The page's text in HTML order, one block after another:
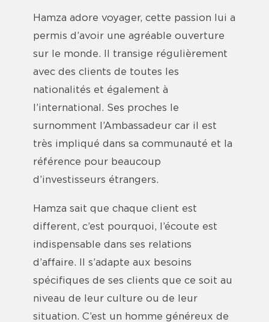
Hamza adore voyager, cette passion lui a
permis d’avoir une agréable ouverture
sur le monde. Il transige régulièrement
avec des clients de toutes les
nationalités et également à
l’international. Ses proches le
surnomment l’Ambassadeur car il est
très impliqué dans sa communauté et la
référence pour beaucoup
d’investisseurs étrangers.
Hamza sait que chaque client est
different, c’est pourquoi, l’écoute est
indispensable dans ses relations
d’affaire. Il s’adapte aux besoins
spécifiques de ses clients que ce soit au
niveau de leur culture ou de leur
situation. C’est un homme généreux de